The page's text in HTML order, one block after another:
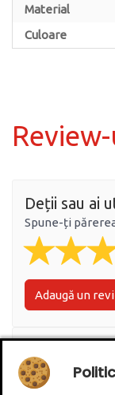
Material
Culoare
Deții sau ai
Spune-ți
Adaugă un